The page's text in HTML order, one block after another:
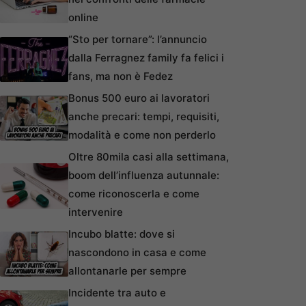
online
“Sto per tornare”: l’annuncio
dalla Ferragnez family fa felici i
fans, ma non è Fedez
Bonus 500 euro ai lavoratori
anche precari: tempi, requisiti,
modalità e come non perderlo
Oltre 80mila casi alla settimana,
boom dell’influenza autunnale:
come riconoscerla e come
intervenire
Incubo blatte: dove si
nascondono in casa e come
allontanarle per sempre
Incidente tra auto e